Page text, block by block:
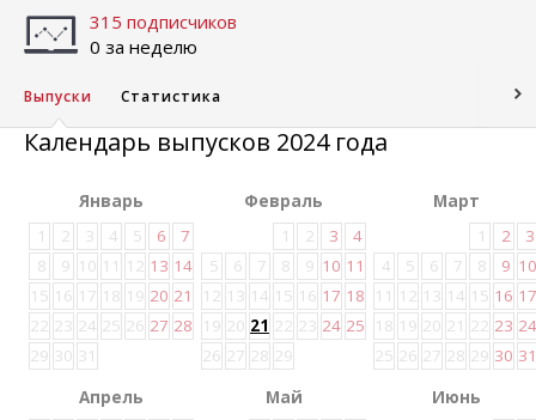
315 подписчиков
0 за неделю
Выпуски Статистика
Календарь выпусков 2024 года
Январь
1
2 3 4 5 6
7
8
9 10 11 12 13 14
15 16 17 18 19 20 21
22 23 24 25 26 27 28
29 30 31
Февраль
1
2 3
4
5
6 7 8 9 10 11
12 13 14 15 16 17 18
19 20 21 22 23 24 25
26 27 28 29
Март
1
2
3
4
5 6 7 8 9 10
11 12 13 14 15 16 17
18 19 20 21 22 23 24
25 26 27 28 29 30 31
Апрель
Май
Июнь